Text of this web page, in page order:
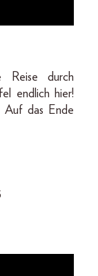
Reise durch
endlich hier!
Auf das Ende